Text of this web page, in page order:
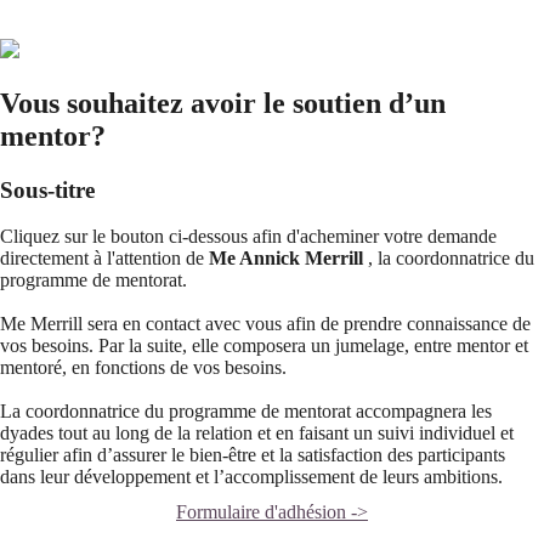
Vous souhaitez avoir le soutien d’un
mentor?
Sous-titre
Cliquez sur le bouton ci-dessous afin d'acheminer votre demande
directement à l'attention de Me Annick Merrill , la coordonnatrice du
programme de mentorat.
Me Merrill sera en contact avec vous afin de prendre connaissance de
vos besoins. Par la suite, elle composera un jumelage, entre mentor et
mentoré, en fonctions de vos besoins.
La coordonnatrice du programme de mentorat accompagnera les
dyades tout au long de la relation et en faisant un suivi individuel et
régulier afin d’assurer le bien-être et la satisfaction des participants
dans leur développement et l’accomplissement de leurs ambitions.
Formulaire d'adhésion ->